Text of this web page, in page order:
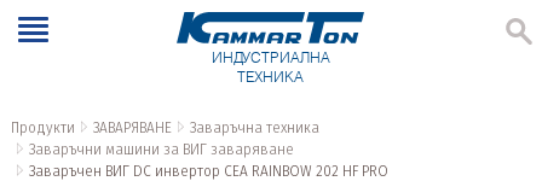
ИНДУСТРИАЛНА
ТЕХНИКА
Продукти ЗАВАРЯВАНЕ
Заваръчна техника
Заваръчни машини за ВИГ заваряване
Заваръчен ВИГ DC инвертор CEA RAINBOW 202 HF PRO